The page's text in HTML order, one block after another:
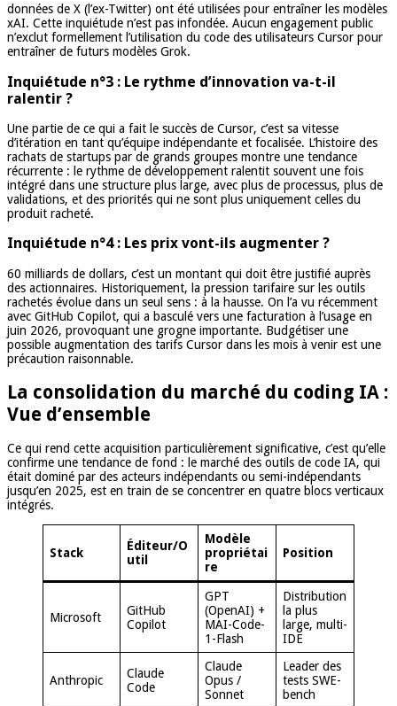
données de X (l’ex-Twitter) ont été utilisées pour entraîner les modèles
xAI. Cette inquiétude n’est pas infondée. Aucun engagement public
n’exclut formellement l’utilisation du code des utilisateurs Cursor pour
entraîner de futurs modèles Grok.
Inquiétude n°3 : Le rythme d’innovation va-t-il
ralentir ?
Une partie de ce qui a fait le succès de Cursor, c’est sa vitesse
d’itération en tant qu’équipe indépendante et focalisée. L’histoire des
rachats de startups par de grands groupes montre une tendance
récurrente : le rythme de développement ralentit souvent une fois
intégré dans une structure plus large, avec plus de processus, plus de
validations, et des priorités qui ne sont plus uniquement celles du
produit racheté.
Inquiétude n°4 : Les prix vont-ils augmenter ?
60 milliards de dollars, c’est un montant qui doit être justifié auprès
des actionnaires. Historiquement, la pression tarifaire sur les outils
rachetés évolue dans un seul sens : à la hausse. On l’a vu récemment
avec GitHub Copilot, qui a basculé vers une facturation à l’usage en
juin 2026, provoquant une grogne importante. Budgétiser une
possible augmentation des tarifs Cursor dans les mois à venir est une
précaution raisonnable.
La consolidation du marché du coding IA :
Vue d’ensemble
Ce qui rend cette acquisition particulièrement significative, c’est qu’elle
confirme une tendance de fond : le marché des outils de code IA, qui
était dominé par des acteurs indépendants ou semi-indépendants
jusqu’en 2025, est en train de se concentrer en quatre blocs verticaux
intégrés.
Stack
Éditeur/O
util
Modèle
propriétai
re
Position
Microsoft
GitHub
Copilot
GPT
(OpenAI) +
MAI-Code-
1-Flash
Distribution
la plus
large, multi-
IDE
Anthropic
Claude
Code
Claude
Opus /
Sonnet
Leader des
tests SWE-
bench